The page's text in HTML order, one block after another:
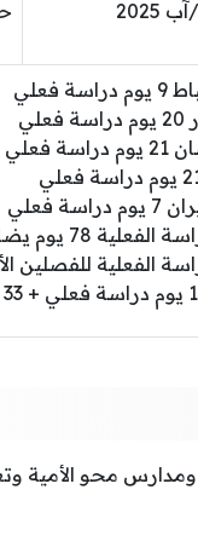
حتى
فعلي
فعلي
19 يوم للامتحانات وأعمالها
محو الأمية